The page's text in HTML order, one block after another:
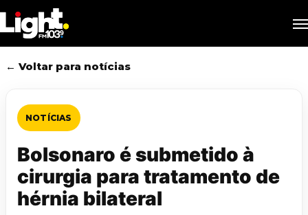
to
main
content
← Voltar para notícias
NOTÍCIAS
Bolsonaro é submetido à
cirurgia para tratamento de
hérnia bilateral